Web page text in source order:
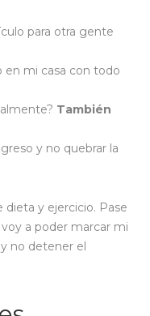
para otra gente
en mi casa con todo
También
y no quebrar la
dieta y ejercicio. Pase
a poder marcar mi
no detener el